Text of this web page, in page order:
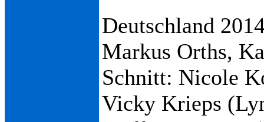
Deutschland
Markus Orths,
Schnitt: Nicole
Vicky Krieps